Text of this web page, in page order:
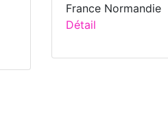
France Normandie
Détail